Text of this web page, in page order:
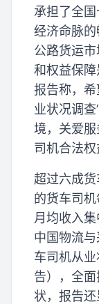
承担了全
经济命脉
公路货运
和权益保障
报告称，
业状况调
境，关爱
司机合法权
超过六成
的货车司
月均收入
中国物流
车司机从
告），全
状，报告